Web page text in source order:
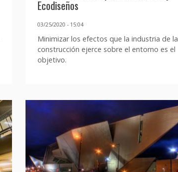
Ecodiseños
03/25/2020 - 15:04
Minimizar los efectos que la industria de la
construcción ejerce sobre el entorno es el
objetivo.